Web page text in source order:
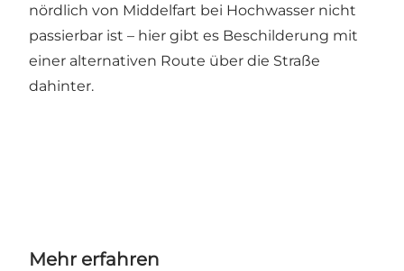
nördlich von Middelfart bei Hochwasser nicht
passierbar ist – hier gibt es Beschilderung mit
einer alternativen Route über die Straße
dahinter.
Mehr erfahren